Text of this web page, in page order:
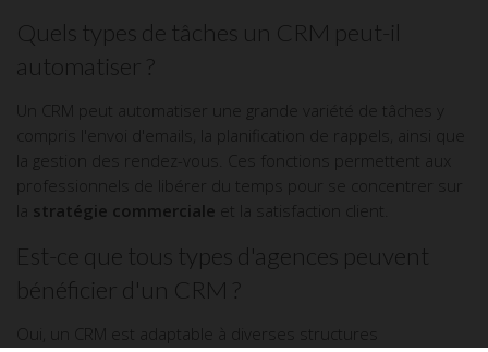
Quels types de tâches un CRM peut-il
automatiser ?
Un CRM peut automatiser une grande variété de tâches y
compris l'envoi d'emails, la planification de rappels, ainsi que
la gestion des rendez-vous. Ces fonctions permettent aux
professionnels de libérer du temps pour se concentrer sur
stratégie commerciale et la satisfaction client.
Est-ce que tous types d'agences peuvent
bénéficier d'un CRM ?
Oui, un CRM est adaptable à diverses structures